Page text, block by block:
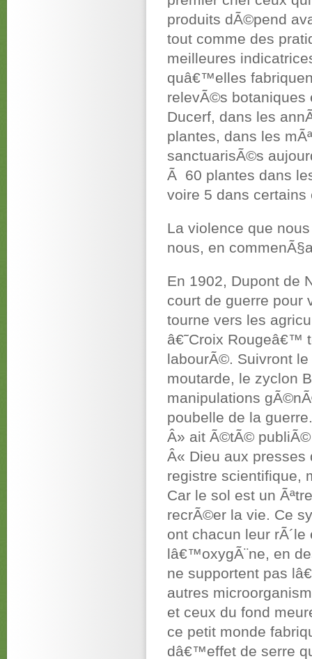
produits dÃ©pend
tout comme des
meilleures
quâ€™elles
relevÃ©s
Ducerf, dans les
plantes, dans les
sanctuarisÃ©s
Ã 60 plantes dans
voire 5 dans certains
La violence que
nous, en
En 1902, Dupont de
court de guerre pour
tourne vers les
â€˜Croix Rougeâ€™
labourÃ©. Suivront
moutarde, le zyclon
manipulations
poubelle de la
Â» ait Ã©tÃ©
Â« Dieu aux
registre scientifique,
Car le sol est un
recrÃ©er la vie. Ce
ont chacun leur
lâ€™oxygÃ¨ne, en
ne supportent pas
autres
et ceux du fond
ce petit monde
dâ€™effet de serre